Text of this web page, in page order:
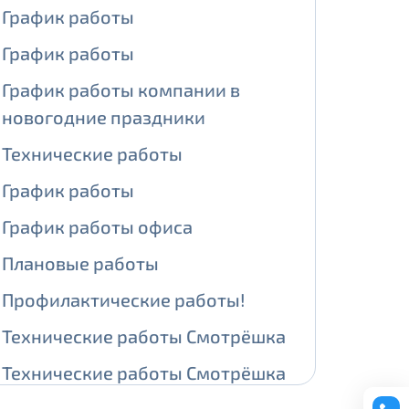
График работы
График работы
График работы компании в
новогодние праздники
Технические работы
График работы
График работы офиса
Плановые работы
Профилактические работы!
Технические работы Смотрёшка
Технические работы Смотрёшка
обработки персональных
обработки персональных
выделение публичного IP
IP адрес -
реквизитов.
услуги.
в течение трех календарных